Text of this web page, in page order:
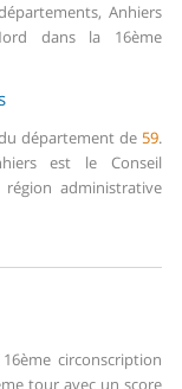
Anhiers
dans la 16ème
département de 59.
est le Conseil
administrative
circonscription